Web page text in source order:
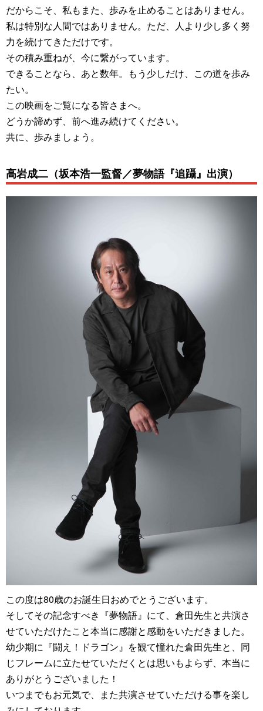
だからこそ、私もまた、歩みを止めることはありません。
私は特別な人間ではありません。ただ、人より少し多く努
力を続けてきただけです。
その積み重ねが、今に繋がっています。
できることなら、あと数年。もう少しだけ、この道を歩み
たい。
この映画をご覧になる皆さまへ。
どうか諦めず、前へ進み続けてください。
共に、歩みましょう。
高岩成二（坂本浩一監督／夢物語『追躡』出演）
この度は80歳のお誕生日おめでとうございます。
そしてその記念すべき『夢物語』にて、倉田先生と共演さ
せていただけたこと本当に感謝と感動をいただきました。
幼少期に『闘え！ドラゴン』を観て憧れた倉田先生と、同
じフレームに立たせていただくとは思いもよらず、本当に
ありがとうございました！
いつまでもお元気で、また共演させていただける事を楽し